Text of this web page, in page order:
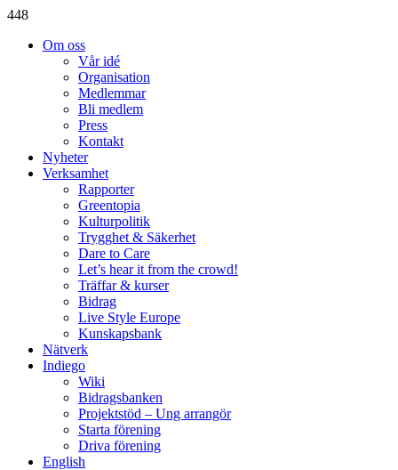
448
Om oss
Vår idé
Organisation
Medlemmar
Bli medlem
Press
Kontakt
Nyheter
Verksamhet
Rapporter
Greentopia
Kulturpolitik
Trygghet & Säkerhet
Dare to Care
Let’s hear it from the crowd!
Träffar & kurser
Bidrag
Live Style Europe
Kunskapsbank
Nätverk
Indiego
Wiki
Bidragsbanken
Projektstöd – Ung arrangör
Starta förening
Driva förening
English